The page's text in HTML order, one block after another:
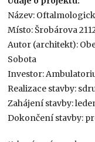
Název:
Místo: Šrobárova
Autor (architekt):
Sobota
Investor:
Realizace stavby:
Zahájení stavby:
Dokončení stavby: